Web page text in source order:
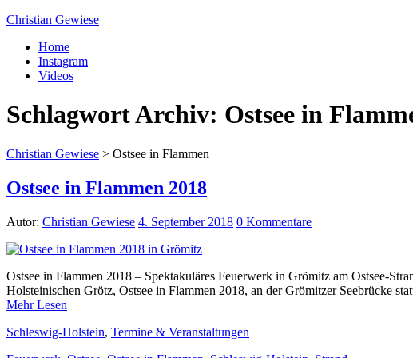
Christian Gewiese
Home
Instagram
Videos
Schlagwort Archiv: Ostsee in
Christian Gewiese > Ostsee in Flammen
Ostsee in Flammen 2018
Autor: Christian Gewiese 4. September 2018 0 Kommentare
Ostsee in Flammen 2018 – Spektakuläres Feuerwerk in Grömitz am Ostsee-
Holsteinischen Grötz, Ostsee in Flammen 2018, an der Grömitzer Seebrücke
Mehr Lesen
Schleswig-Holstein, Termine & Veranstaltungen